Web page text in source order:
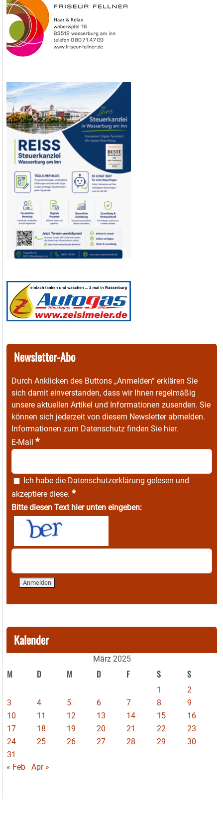
Newsletter-Abo
Durch Anklicken des Buttons „Anmelden“ erklären Sie
sich damit einverstanden, dass wir Ihnen regelmäßig
unsere aktuellen Artikel und Informationen zusenden. Sie
können sich jederzeit von diesem Newsletter abmelden.
Informationen zum Datenschutz finden Sie hier.
E-Mail *
Ich habe die Datenschutzerklärung gelesen und
akzeptiere diese. *
Bitte diesen Text hier unten eingeben:
Kalender
März 2025
M D M D F S S
1
2
3
4 5 6 7 8
9
10
11 12 13 14 15
16
17
18 19 20 21 22
23
24
25 26 27 28 29
30
31
« Feb
Apr »